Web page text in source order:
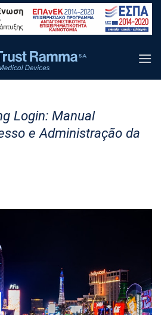
Login: Manual
e Administração da